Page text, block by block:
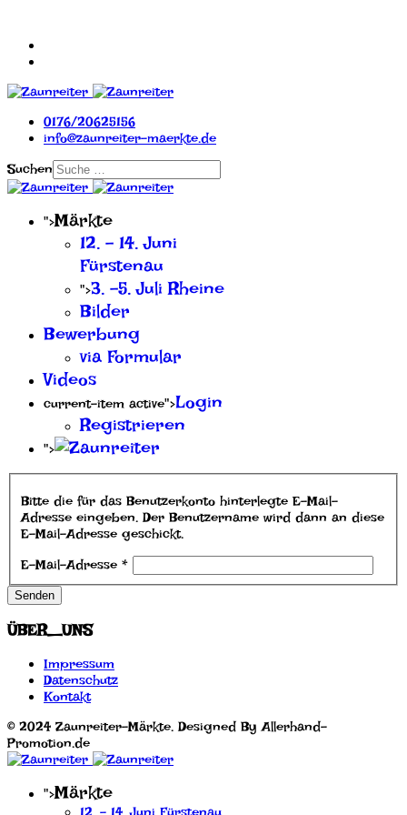
0176/20625156
info@zaunreiter-maerkte.de
Suchen
">Märkte
12. - 14. Juni
Fürstenau
">3. -5. Juli Rheine
Bilder
Bewerbung
via Formular
Videos
current-item active">Login
Registrieren
">
Bitte die für das Benutzerkonto hinterlegte E-Mail-
Adresse eingeben. Der Benutzername wird dann an diese
E-Mail-Adresse geschickt.
E-Mail-Adresse *
Senden
ÜBER_UNS
Impressum
Datenschutz
Kontakt
© 2024 Zaunreiter-Märkte. Designed By Allerhand-
Promotion.de
">Märkte